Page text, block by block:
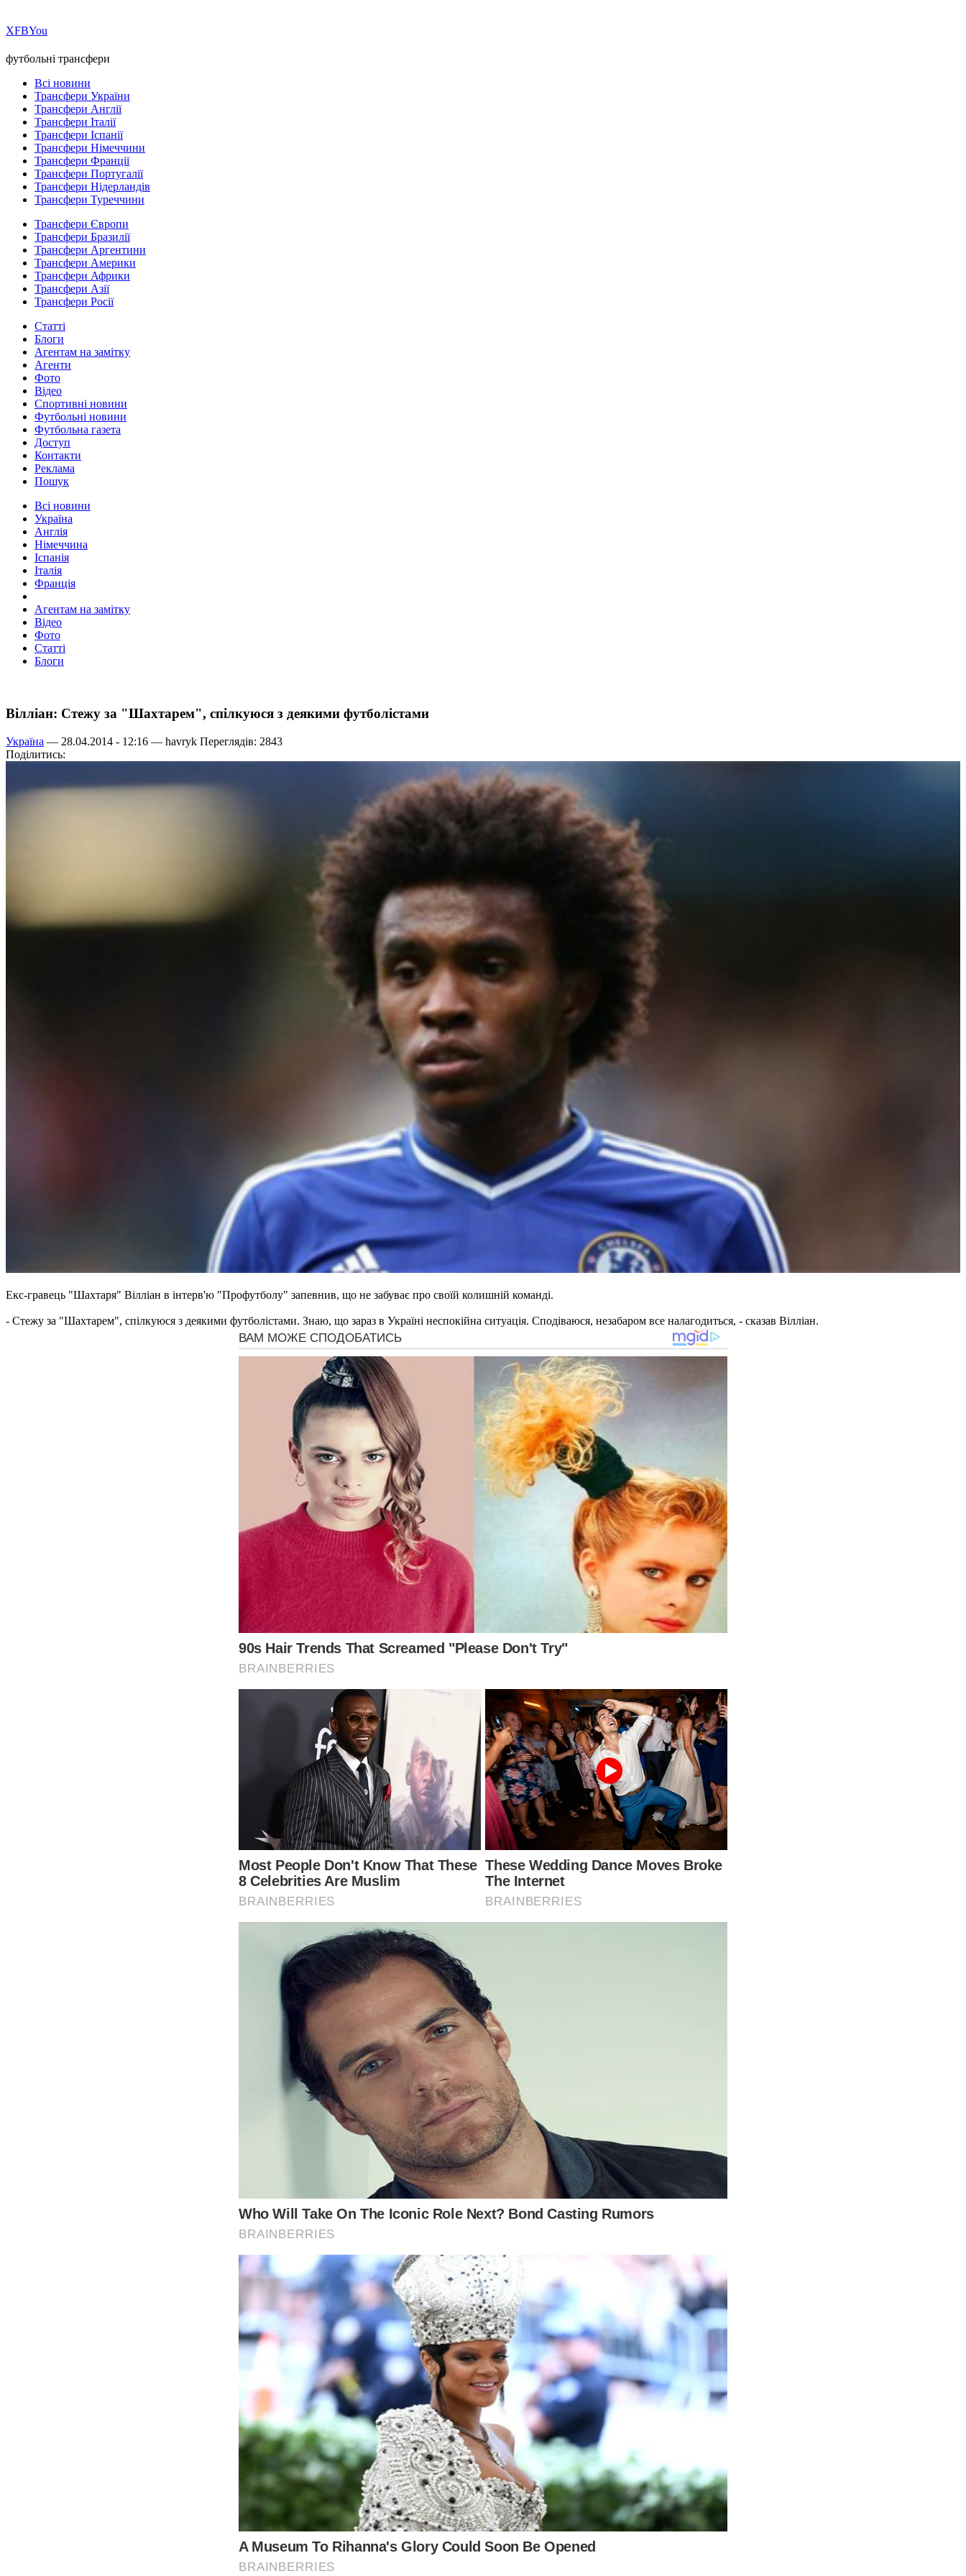
ХFBYou
футбольні трансфери
Всі новини
Трансфери України
Трансфери Англії
Трансфери Італії
Трансфери Іспанії
Трансфери Німеччини
Трансфери Франції
Трансфери Португалії
Трансфери Нідерландів
Трансфери Туреччини
Трансфери Європи
Трансфери Бразилії
Трансфери Аргентини
Трансфери Америки
Трансфери Африки
Трансфери Азії
Трансфери Росії
Статті
Блоги
Агентам на замітку
Агенти
Фото
Відео
Спортивні новини
Футбольні новини
Футбольна газета
Доступ
Контакти
Реклама
Пошук
Всі новини
Україна
Англія
Німеччина
Іспанія
Італія
Франція
Агентам на замітку
Відео
Фото
Статті
Блоги
Вілліан: Стежу за "Шахтарем", спілкуюся з деякими футболістами
Україна — 28.04.2014 - 12:16 — havryk Переглядів: 2843
Поділитись:
Екс-гравець "Шахтаря" Вілліан в інтерв'ю "Профутболу" запевнив, що не забуває про своїй колишній команді.
- Стежу за "Шахтарем", спілкуюся з деякими футболістами. Знаю, що зараз в Україні неспокійна ситуація. Сподіваюся, незабаром все налагодиться, - сказав Вілліан.